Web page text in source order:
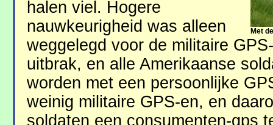
Met
halen viel. Hogere
nauwkeurigheid was alleen
weggelegd voor de militaire
uitbrak, en alle Amerikaanse
worden met een persoonlijke
weinig militaire GPS-en, en
soldaten een consumenten-gps